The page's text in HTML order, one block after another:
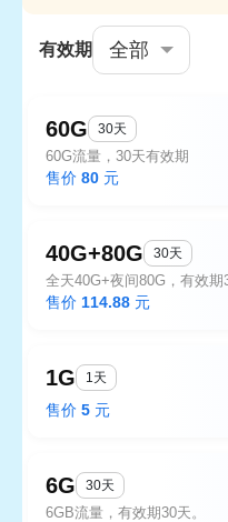
有效期 全部
60G 30天
60G流量，30天有效期
售价 80 元
40G+80G 30天
全天40G+夜间80G，有效期
售价 114.88 元
1G 1天
售价 5 元
6G 30天
6GB流量，有效期30天。